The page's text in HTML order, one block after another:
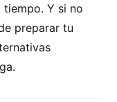
tiempo. Y si no
preparar tu